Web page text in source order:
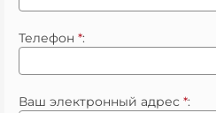
Телефон *:
Ваш электронный адрес *: